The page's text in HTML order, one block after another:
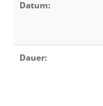
Datum:
Dauer: